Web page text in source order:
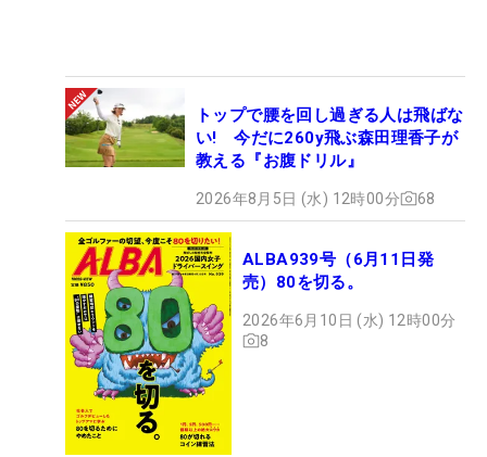
トップで腰を回し過ぎる人は飛ばな
い! 今だに260y飛ぶ森田理香子が
教える『お腹ドリル』
2026年8月5日 (水) 12時00分 68
ALBA939号（6月11日発
売）80を切る。
2026年6月10日 (水) 12時00分
8